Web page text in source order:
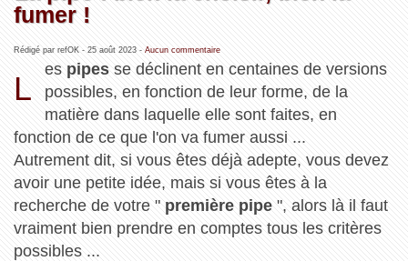
fumer !
Rédigé par refOK - 25 août 2023- Aucun commentaire
L
es pipes se déclinent en centaines de versions
possibles, en fonction de leur forme, de la
matière dans laquelle elle sont faites, en
fonction de ce que l'on va fumer aussi ...
Autrement dit, si vous êtes déjà adepte, vous devez
avoir une petite idée, mais si vous êtes à la
recherche de votre " première pipe", alors là il faut
vraiment bien prendre en comptes tous les critères
possibles ...